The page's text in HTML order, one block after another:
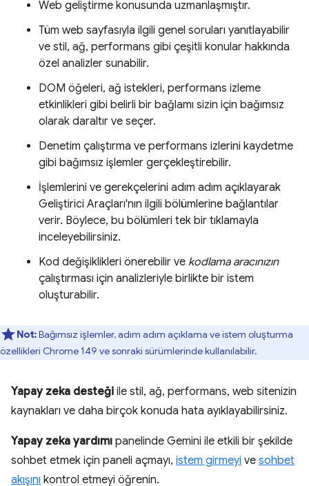
Web geliştirme konusunda uzmanlaşmıştır.
Tüm web sayfasıyla ilgili genel soruları yanıtlayabilir
ve stil, ağ, performans gibi çeşitli konular hakkında
özel analizler sunabilir.
DOM öğeleri, ağ istekleri, performans izleme
etkinlikleri gibi belirli bir bağlamı sizin için bağımsız
olarak daraltır ve seçer.
Denetim çalıştırma ve performans izlerini kaydetme
gibi bağımsız işlemler gerçekleştirebilir.
İşlemlerini ve gerekçelerini adım adım açıklayarak
Geliştirici Araçları'nın ilgili bölümlerine bağlantılar
verir. Böylece, bu bölümleri tek bir tıklamayla
inceleyebilirsiniz.
Kod değişiklikleri önerebilir ve kodlama aracınızın
çalıştırması için analizleriyle birlikte bir istem
oluşturabilir.
Not:Bağımsız işlemler, adım adım açıklama ve istem oluşturma
özellikleri Chrome 149 ve sonraki sürümlerinde kullanılabilir.
Yapay zeka desteği ile stil, ağ, performans, web sitenizin
kaynakları ve daha birçok konuda hata ayıklayabilirsiniz.
Yapay zeka yardımı panelinde Gemini ile etkili bir şekilde
sohbet etmek için paneli açmayı, istem girmeyi ve sohbet
akışını kontrol etmeyi öğrenin.